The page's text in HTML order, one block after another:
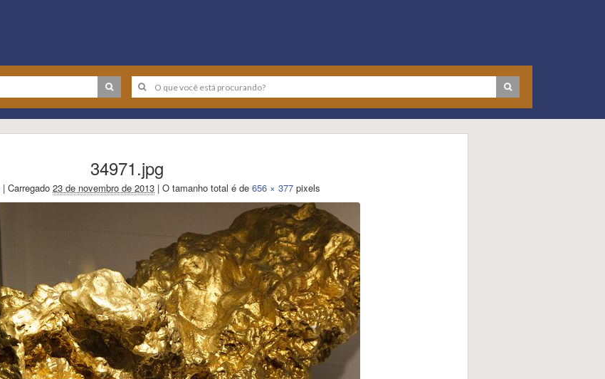
34971.jpg
| Carregado 23 de novembro de 2013 | O tamanho total é de 656 × 377 pixels